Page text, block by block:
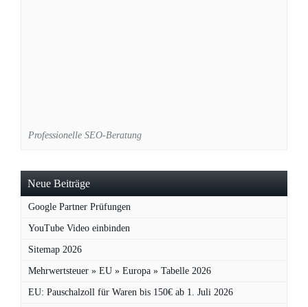
Professionelle SEO-Beratung
Neue Beiträge
Google Partner Prüfungen
YouTube Video einbinden
Sitemap 2026
Mehrwertsteuer » EU » Europa » Tabelle 2026
EU: Pauschalzoll für Waren bis 150€ ab 1. Juli 2026